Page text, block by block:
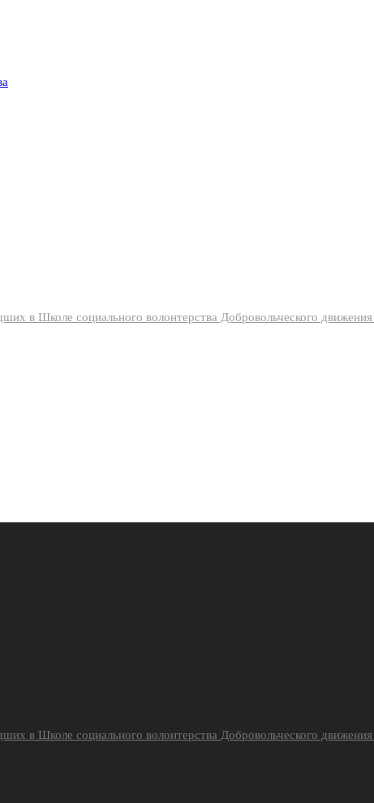
в Школе социального волонтерства Добровольческого
в Школе социального волонтерства Добровольческого